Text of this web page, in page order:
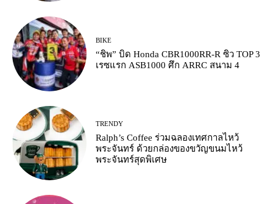
BIKE
“ชิพ” บิด Honda CBR1000RR-R ซิว TOP 3
เรซแรก ASB1000 ศึก ARRC สนาม 4
TRENDY
Ralph’s Coffee ร่วมฉลองเทศกาลไหว้
พระจันทร์ ด้วยกล่องของขวัญขนมไหว้
พระจันทร์สุดพิเศษ